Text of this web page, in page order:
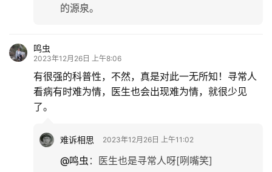
的源泉。
鸣虫
2023年12月26日 上午8:06
有很强的科普性，不然，真是对此一无所知！寻常人
看病有时难为情，医生也会出现难为情，就很少见
了。
难诉相思 2023年12月26日 上午11:02
@鸣虫 ： 医生也是寻常人呀[咧嘴笑]